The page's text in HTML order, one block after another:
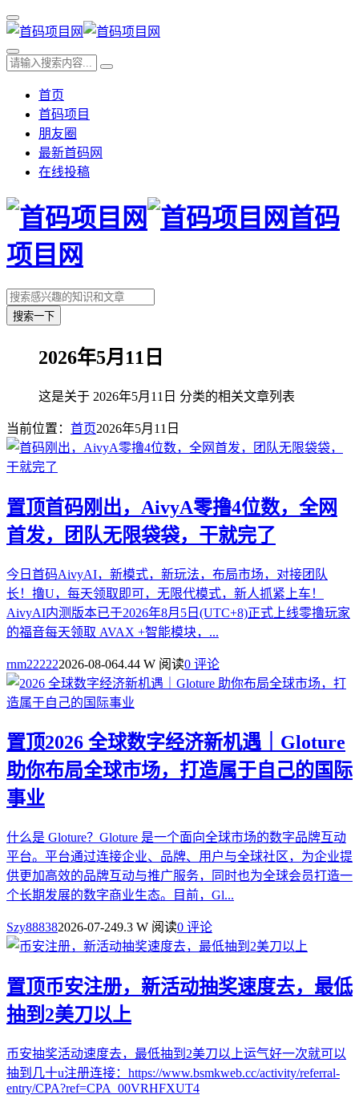
首页
首码项目
朋友圈
最新首码网
在线投稿
首码
项目网
搜索一下
2026年5月11日
这是关于 2026年5月11日 分类的相关文章列表
当前位置： 首页2026年5月11日
置顶首码刚出，AivyA零撸4位数，全网
首发，团队无限袋袋，干就完了
今日首码AivyAI，新模式，新玩法，布局市场，对接团队
长！撸U，每天领取即可，无限代模式，新人抓紧上车！
AivyAI内测版本已于2026年8月5日(UTC+8)正式上线零撸玩家
的福音每天领取 AVAX +智能模块，...
rnm222222026-08-064.44 W 阅读0 评论
置顶2026 全球数字经济新机遇｜Gloture
助你布局全球市场，打造属于自己的国际
事业
什么是 Gloture？Gloture 是一个面向全球市场的数字品牌互动
平台。平台通过连接企业、品牌、用户与全球社区，为企业提
供更加高效的品牌互动与推广服务，同时也为全球会员打造一
个长期发展的数字商业生态。目前，Gl...
Szy888382026-07-249.3 W 阅读0 评论
置顶币安注册，新活动抽奖速度去，最低
抽到2美刀以上
币安抽奖活动速度去，最低抽到2美刀以上运气好一次就可以
抽到几十u注册连接：https://www.bsmkweb.cc/activity/referral-
entry/CPA?ref=CPA_00VRHFXUT4